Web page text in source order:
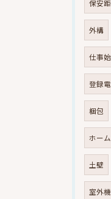
保安
外構
仕事
登録
梱包
ホー
土壁
室外